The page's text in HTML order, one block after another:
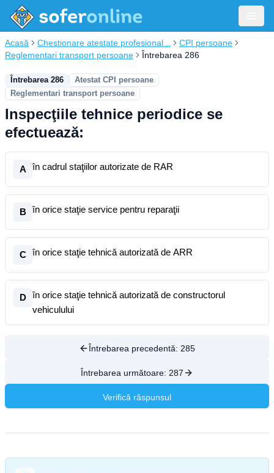
Acasă Chestionare atestate profesional...
CPI persoane
Reglementari transport persoane
Întrebarea 286
Întrebarea 286
Atestat CPI persoane
Reglementari transport persoane
Inspecţiile tehnice periodice se
efectuează:
A în cadrul staţiilor autorizate de RAR
B în orice staţie service pentru reparaţii
C în orice staţie tehnică autorizată de ARR
D
în orice staţie tehnică autorizată de constructorul
vehiculului
Întrebarea precedentă: 285
Întrebarea următoare: 287
Verifică răspunsul